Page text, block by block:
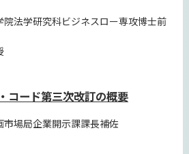
法学研究科ビジネスロー専攻博士前
コード第三次改訂の概要
場局企業開示課課長補佐